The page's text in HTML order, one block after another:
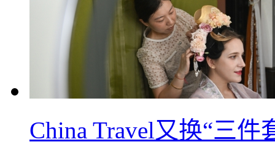
China Travel又换“三